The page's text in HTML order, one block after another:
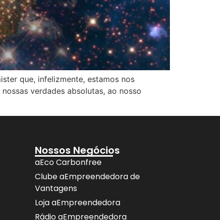
que, infelizmente, estamos nos
verdades absolutas, ao nosso
Nossos Negócios
aEco Carbonfree
Clube aEmpreendedora de
Vantagens
Loja aEmpreendedora
Rádio aEmpreendedora